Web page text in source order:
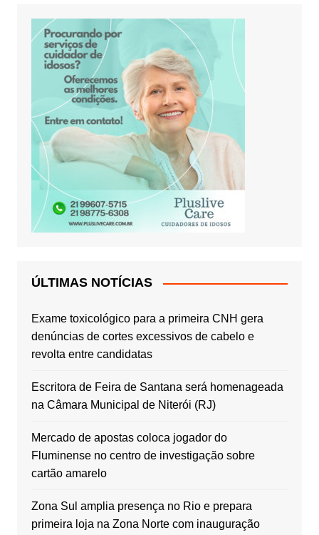
ÚLTIMAS NOTÍCIAS
Exame toxicológico para a primeira CNH gera
denúncias de cortes excessivos de cabelo e
revolta entre candidatas
Escritora de Feira de Santana será homenageada
na Câmara Municipal de Niterói (RJ)
Mercado de apostas coloca jogador do
Fluminense no centro de investigação sobre
cartão amarelo
Zona Sul amplia presença no Rio e prepara
primeira loja na Zona Norte com inauguração